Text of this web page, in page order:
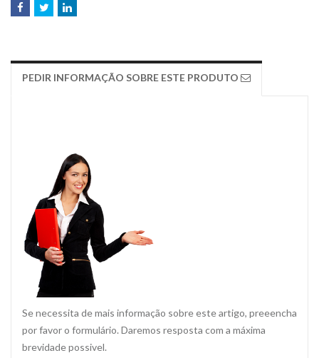
PEDIR INFORMAÇÃO SOBRE ESTE PRODUTO
Se necessita de mais informação sobre este artigo, preeencha
por favor o formulário. Daremos resposta com a máxima
brevidade possivel.